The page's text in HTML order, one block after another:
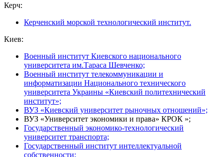
Керч:
Керченский морской технологический институт.
Киев:
Военный институт Киевского национального
университета им.Тараса Шевченко;
Военный институт телекоммуникации и
информатизации Национального технического
университета Украины «Киевский политехнический
институт»;
ВУЗ «Киевский университет рыночных отношений»;
ВУЗ «Университет экономики и права» КРОК »;
Государственный экономико-технологический
университет транспорта;
Государственный институт интеллектуальной
собственности;